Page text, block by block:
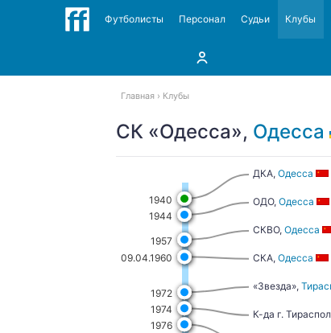
Футболисты Персонал Судьи Клубы
Главная Клубы
СК «Одесса», Одесса
1940
1944
1957
09.04.1960
1972
1974
1976
ДКА, Одесса
ОДО, Одесса
СКВО, Одесса
СКА, Одесса
«Звезда»,
К-да г.